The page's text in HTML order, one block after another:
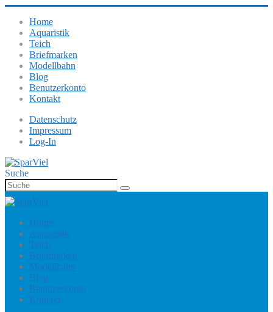
Home
Aquaristik
Teich
Briefmarken
Modellbahn
Blog
Benutzerkonto
Kontakt
Datenschutz
Impressum
Log-In
Suche
Home
Aquaristik
Teich
Briefmarken
Modellbahn
Blog
Benutzerkonto
Kontakt